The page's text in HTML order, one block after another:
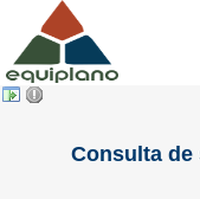
Consulta